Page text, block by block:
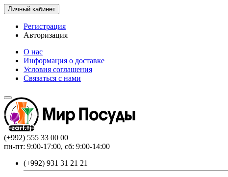
Личный кабинет
Регистрация
Авторизация
О нас
Информация о доставке
Условия соглашения
Связаться с нами
(+992) 555 33 00 00
пн-пт: 9:00-17:00, сб: 9:00-14:00
(+992) 931 31 21 21